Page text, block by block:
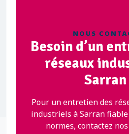
NOUS
Besoin d’un
réseaux
Sarran
Pour un entretien des
industriels à Sarran
normes, contactez